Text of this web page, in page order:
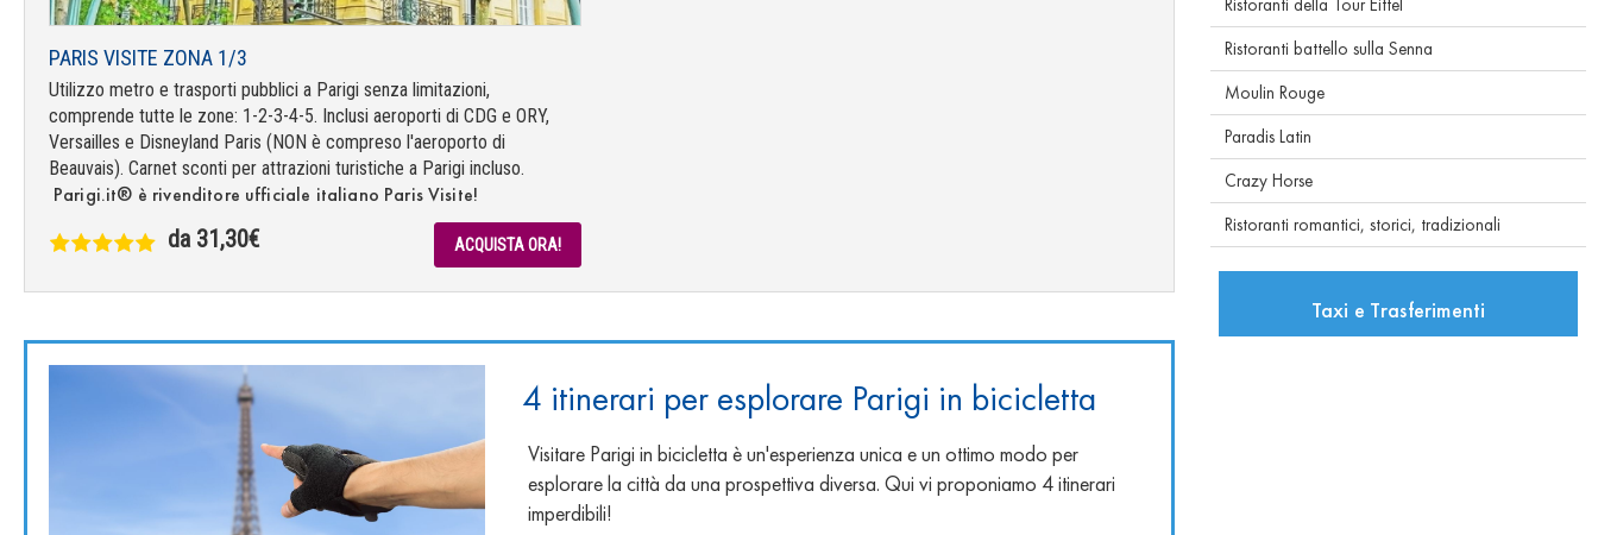
PARIS VISITE ZONA 1/3
Utilizzo metro e trasporti pubblici a Parigi senza limitazioni,
comprende tutte le zone: 1-2-3-4-5. Inclusi aeroporti di CDG e ORY,
Versailles e Disneyland Paris (NON è compreso l'aeroporto di
Beauvais). Carnet sconti per attrazioni turistiche a Parigi incluso.
Parigi.it® è rivenditore ufficiale italiano Paris Visite!
da 31,30€ ACQUISTA ORA!
4 itinerari per esplorare Parigi in bicicletta
Visitare Parigi in bicicletta è un'esperienza unica e un ottimo modo per
esplorare la città da una prospettiva diversa. Qui vi proponiamo 4 itinerari
imperdibili!
Ristoranti battello sulla Senna
Moulin Rouge
Paradis Latin
Crazy Horse
Ristoranti romantici, storici, tradizionali
Taxi e Trasferimenti